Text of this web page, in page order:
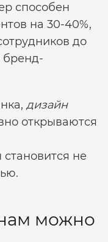
способен
на 30-40%,
до
бренд-
дизайн
открываются
не
можно